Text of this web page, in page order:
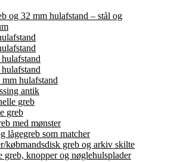
og 32 mm hulafstand – stål og
hulafstand
antik
greb
greb
med mønster
lågegreb som matcher
købmandsdisk greb og arkiv skilte
greb, knopper og nøglehulsplader